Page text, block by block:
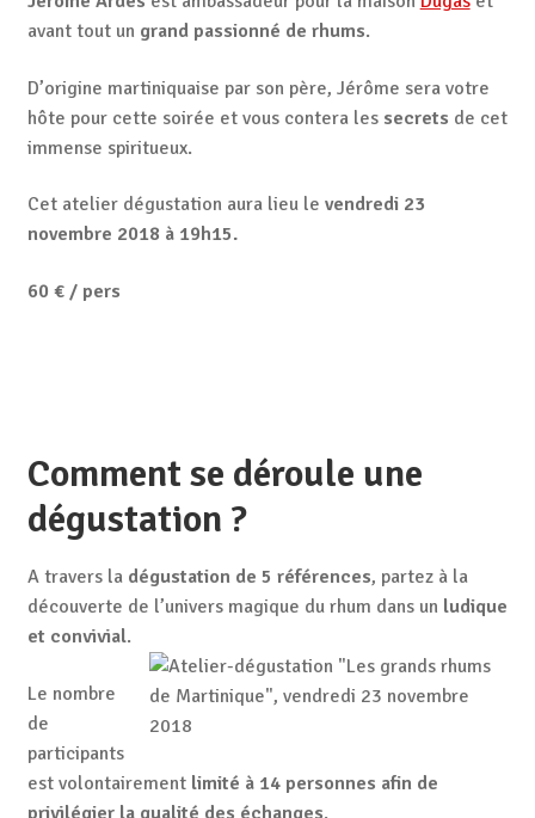
avant tout un grand passionné de rhums.
D’origine martiniquaise par son père, Jérôme sera votre
hôte pour cette soirée et vous contera les secrets de cet
immense spiritueux.
Cet atelier dégustation aura lieu le vendredi 23
novembre 2018 à 19h15.
60 € / pers
Comment se déroule une
dégustation ?
A travers la dégustation de 5 références, partez à la
découverte de l’univers magique du rhum dans un ludique
et convivial.
Le nombre
de
participants
est volontairement limité à 14 personnes afin de
privilégier la qualité des échanges.